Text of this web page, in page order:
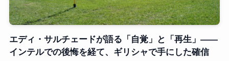
エディ・サルチェードが語る「自覚」と「再生」——
インテルでの後悔を経て、ギリシャで手にした確信